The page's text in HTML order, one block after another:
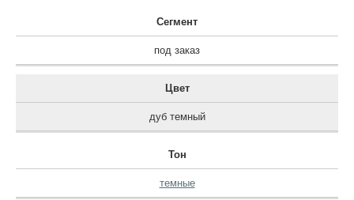
Сегмент
под заказ
Цвет
дуб темный
Тон
темные